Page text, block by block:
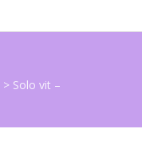
> Solo vit –